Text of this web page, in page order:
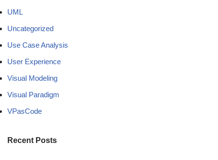
UML
Uncategorized
Use Case Analysis
User Experience
Visual Modeling
Visual Paradigm
VPasCode
Recent Posts